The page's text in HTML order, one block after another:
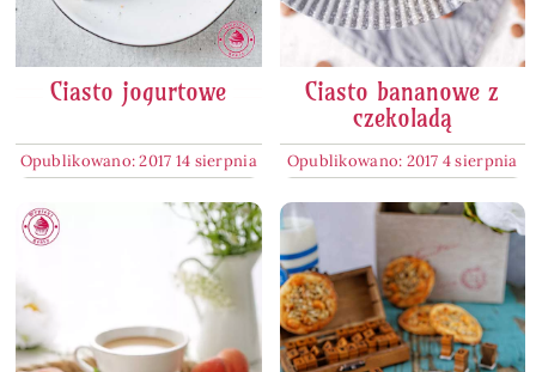
Ciasto jogurtowe
Opublikowano: 2017 14 sierpnia
Ciasto bananowe z
czekoladą
Opublikowano: 2017 4 sierpnia